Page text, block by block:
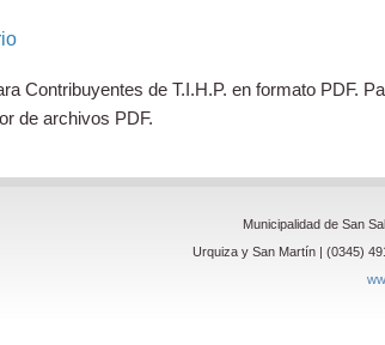
Contribuyentes de T.I.H.P. en formato PDF.
de archivos PDF.
Municipalidad de San
Urquiza y San Martín | (0345)